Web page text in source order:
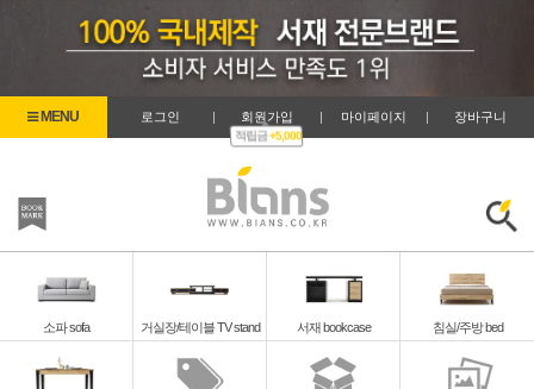
로그인 | 회원가입 |
적립금+5,000
마이페이지 | 장바구니
소파 sofa 거실장/테이블 TV stand 서재 bookcase 침실/주방 bed